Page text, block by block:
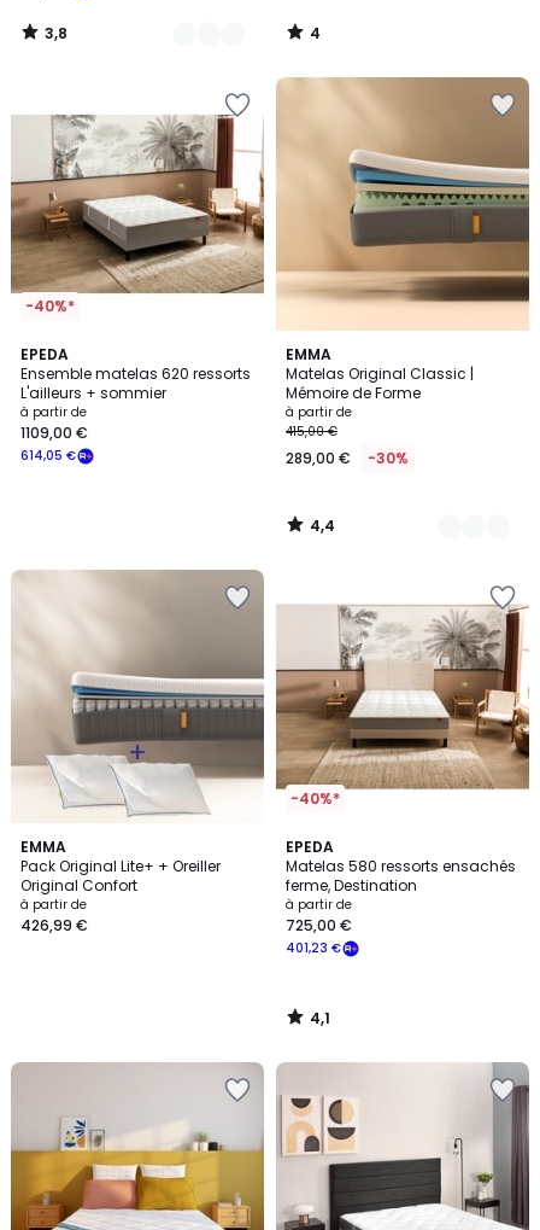
3,8
/
4
/
-40%*
EPEDA
Ensemble matelas 620 ressorts
L'ailleurs + sommier
à partir de
614,05 €
1109,00 €
EMMA
Matelas Original Classic |
Mémoire de Forme
à partir de
415,00 €
289,00 € -30%
4,4
/ 5
2
Couleurs
4,4
/
EMMA
Pack Original Lite+ + Oreiller
Original Confort
à partir de
426,99 €
-40%*
EPEDA
Matelas 580 ressorts ensachés
ferme, Destination
à partir de
401,23 €
725,00 €
4,1
/ 5
4,1
/